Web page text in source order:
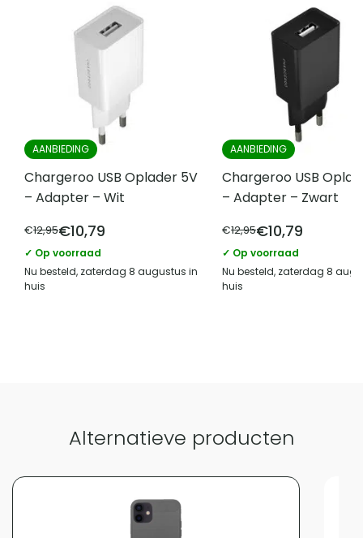
Vergelijk met alternatieven
AANBIEDING
Chargeroo USB Oplader 5V
– Adapter – Wit
€12,95€10,79
✓ Op voorraad
Nu besteld, zaterdag 8 augustus in
huis
AANBIEDING
Chargeroo USB
– Adapter – Zwart
€12,95€10,79
✓ Op voorraad
Nu besteld, zaterdag 8
huis
Alternatieve producten